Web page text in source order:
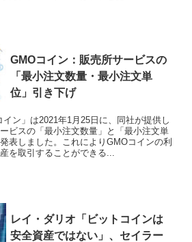
GMOコイン：販売所サービスの
「最小注文数量・最小注文単
位」引き下げ
ン」は2021年1月25日に、同社が提供し
ビスの「最小注文数量」と「最小注文単
表しました。これによりGMOコインの利
を取引することができる...
レイ・ダリオ「ビットコインは
安全資産ではない」、セイラー